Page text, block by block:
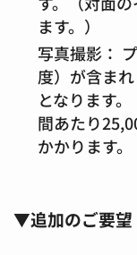
ます。）
写真撮影：
度）が含ま
となります
間あたり
かかります。
▼追加のご要望